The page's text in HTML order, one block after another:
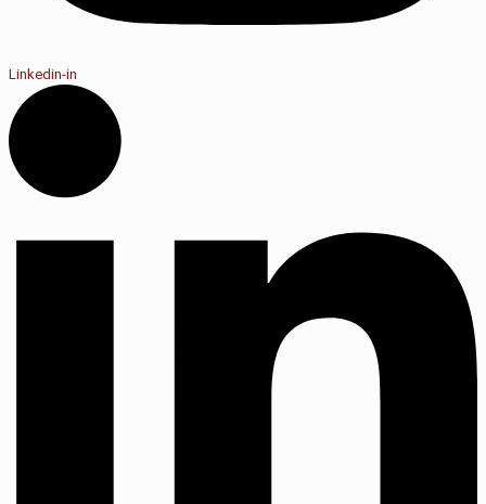
Linkedin-in